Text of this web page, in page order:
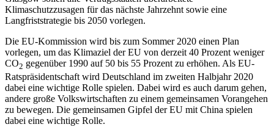
Klimaschutzzusagen für das nächste Jahrzehnt sowie eine
Langfriststrategie bis 2050 vorlegen.
Die EU-Kommission wird bis zum Sommer 2020 einen Plan
vorlegen, um das Klimaziel der EU von derzeit 40 Prozent weniger
CO2 gegenüber 1990 auf 50 bis 55 Prozent zu erhöhen. Als EU-
Ratspräsidentschaft wird Deutschland im zweiten Halbjahr 2020
dabei eine wichtige Rolle spielen. Dabei wird es auch darum gehen,
andere große Volkswirtschaften zu einem gemeinsamen Vorangehen
zu bewegen. Die gemeinsamen Gipfel der EU mit China spielen
dabei eine wichtige Rolle.